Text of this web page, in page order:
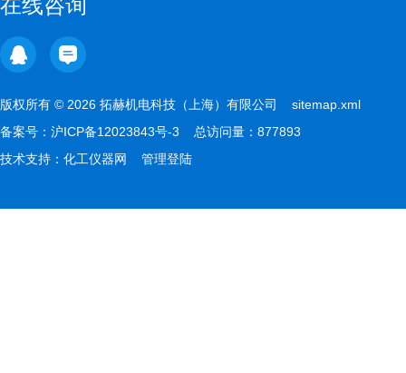
在线咨询
版权所有 © 2026 拓赫机电科技（上海）有限公司 sitemap.xml
备案号： 沪ICP备12023843号-3 总访问量：877893
技术支持： 化工仪器网 管理登陆